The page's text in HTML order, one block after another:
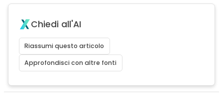
Chiedi all'AI
Riassumi questo articolo
Approfondisci con altre fonti